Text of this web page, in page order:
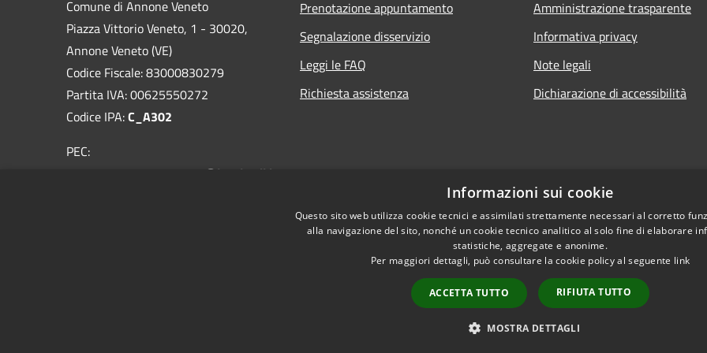
Comune di Annone Veneto
Piazza Vittorio Veneto, 1 - 30020,
Annone Veneto (VE)
Codice Fiscale: 83000830279
Partita IVA: 00625550272
Codice IPA:C_A302
PEC:
comuneannoneveneto.ve@legalmail.it
Prenotazione appuntamento
Segnalazione disservizio
Leggi le FAQ
Richiesta assistenza
Amministrazione trasparente
Informativa privacy
Note legali
Dichiarazione di accessibilità
Copyright © 2020 •
Informazioni sui cookie
Questo sito web utilizza cookie tecnici e assimilati strettamente necessari al corretto
alla navigazione del sito, nonché un cookie tecnico analitico al solo fine di elaborare
statistiche, aggregate e anonime.
Per maggiori dettagli, può consultare la cookie policy al seguente link
ACCETTA TUTTO RIFIUTA TUTTO
MOSTRA DETTAGLI